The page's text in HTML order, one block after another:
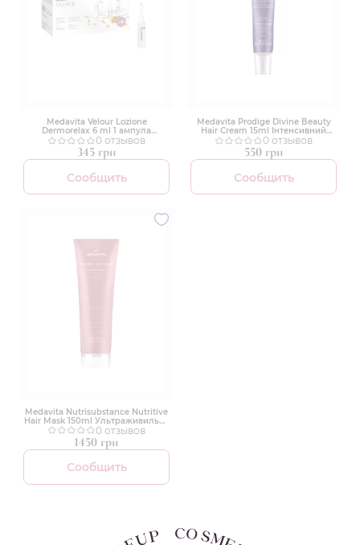
Medavita Velour Lozione
Dermorelax 6 ml 1 ампула
Заспокійливий лосьйон миттєвої
дії для шкіри голови в ампулах
0 отзывов
345 грн
Сообщить
Medavita Prodige Divine Beauty
Hair Cream 15ml Інтенсивний
косметичний крем для
регенерації волосся
0 отзывов
550 грн
Сообщить
Medavita Nutrisubstance Nutritive
Hair Mask 150ml Ультраживильна
маска для сухого волосся
0 отзывов
1450 грн
Сообщить